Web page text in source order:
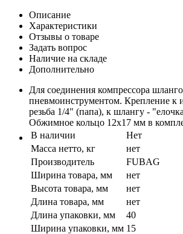
Описание
Характеристики
Отзывы о товаре
Задать вопрос
Наличие на складе
Дополнительно
Для соединения компрессора
пневмоинструментом. Крепление к
резьба 1/4" (папа), к шлангу -
Обжимное кольцо 12х17 мм в
В наличии
Нет
Масса нетто, кг
нет
Производитель
FUBAG
Ширина товара, мм
нет
Высота товара, мм
нет
Длина товара, мм
нет
Длина упаковки, мм
40
Ширина упаковки, мм 15